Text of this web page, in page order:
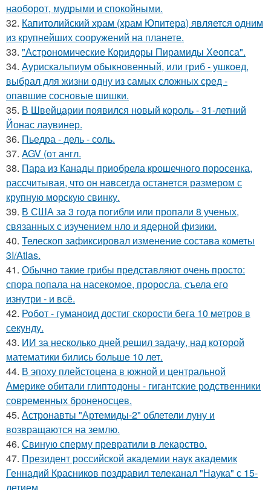
наоборот, мудрыми и спокойными.
32. Капитолийский храм (храм Юпитера) является одним
из крупнейших сооружений на планете.
33. "Астрономические Коридоры Пирамиды Хеопса".
34. Аурискальпиум обыкновенный, или гриб - ушкоед,
выбрал для жизни одну из самых сложных сред -
опавшие сосновые шишки.
35. В Швейцарии появился новый король - 31-летний
Йонас лаувинер.
36. Пьедра - дель - соль.
37. AGV (от англ.
38. Пара из Канады приобрела крошечного поросенка,
рассчитывая, что он навсегда останется размером с
крупную морскую свинку.
39. В США за 3 года погибли или пропали 8 ученых,
связанных с изучением нло и ядерной физики.
40. Телескоп зафиксировал изменение состава кометы
3I/Atlas.
41. Обычно такие грибы представляют очень просто:
спора попала на насекомое, проросла, съела его
изнутри - и всё.
42. Робот - гуманоид достиг скорости бега 10 метров в
секунду.
43. ИИ за несколько дней решил задачу, над которой
математики бились больше 10 лет.
44. В эпоху плейстоцена в южной и центральной
Америке обитали глиптодоны - гигантские родственники
современных броненосцев.
45. Астронавты "Артемиды-2" облетели луну и
возвращаются на землю.
46. Свиную сперму превратили в лекарство.
47. Президент российской академии наук академик
Геннадий Красников поздравил телеканал "Наука" с 15-